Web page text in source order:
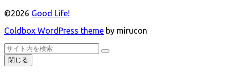
©2026 Good Life!
Coldbox WordPress theme by mirucon
ト
ッ
プ
検
索
検
閉じる